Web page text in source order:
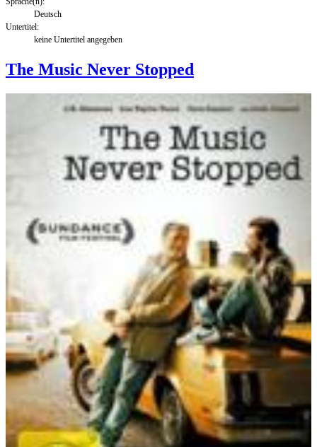
Deutsch
Untertitel:
keine Untertitel angegeben
The Music Never Stopped